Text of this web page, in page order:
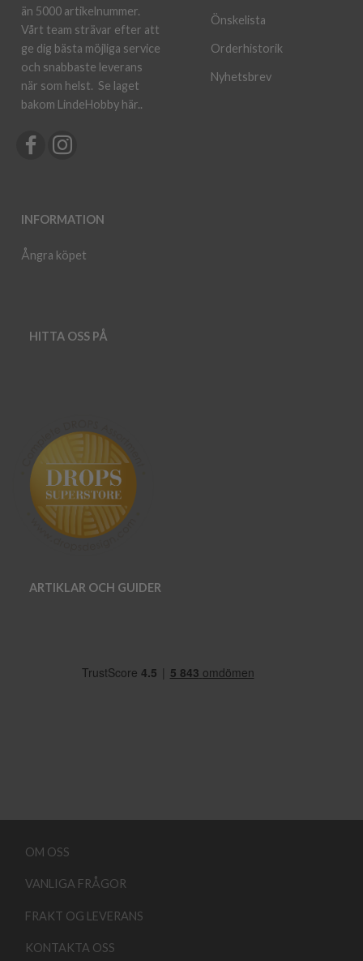
än 5000 artikelnummer.
Vårt team strävar efter att
ge dig bästa möjliga service
och snabbaste leverans
när som helst. Se laget
bakom LindeHobby här..
INFORMATION
Ångra köpet
Önskelista
Orderhistorik
Nyhetsbrev
HITTA OSS PÅ
ARTIKLAR OCH GUIDER
OM OSS
VANLIGA FRÅGOR
FRAKT OG LEVERANS
KONTAKTA OSS